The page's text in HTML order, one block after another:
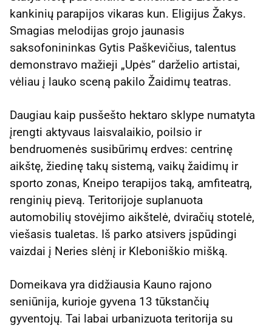
kankinių parapijos vikaras kun. Eligijus Žakys.
Smagias melodijas grojo jaunasis
saksofonininkas Gytis Paškevičius, talentus
demonstravo mažieji „Upės“ darželio artistai,
vėliau į lauko sceną pakilo Žaidimų teatras.
Daugiau kaip pusšešto hektaro sklype numatyta
įrengti aktyvaus laisvalaikio, poilsio ir
bendruomenės susibūrimų erdves: centrinę
aikštę, žiedinę takų sistemą, vaikų žaidimų ir
sporto zonas, Kneipo terapijos taką, amfiteatrą,
renginių pievą. Teritorijoje suplanuota
automobilių stovėjimo aikštelė, dviračių stotelė,
viešasis tualetas. Iš parko atsivers įspūdingi
vaizdai į Neries slėnį ir Kleboniškio mišką.
Domeikava yra didžiausia Kauno rajono
seniūnija, kurioje gyvena 13 tūkstančių
gyventojų. Tai labai urbanizuota teritorija su